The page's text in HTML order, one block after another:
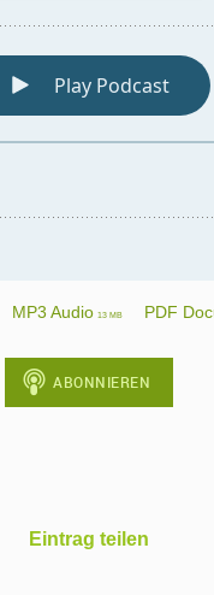
MP3 Audio 13 MB PDF
Eintrag teilen